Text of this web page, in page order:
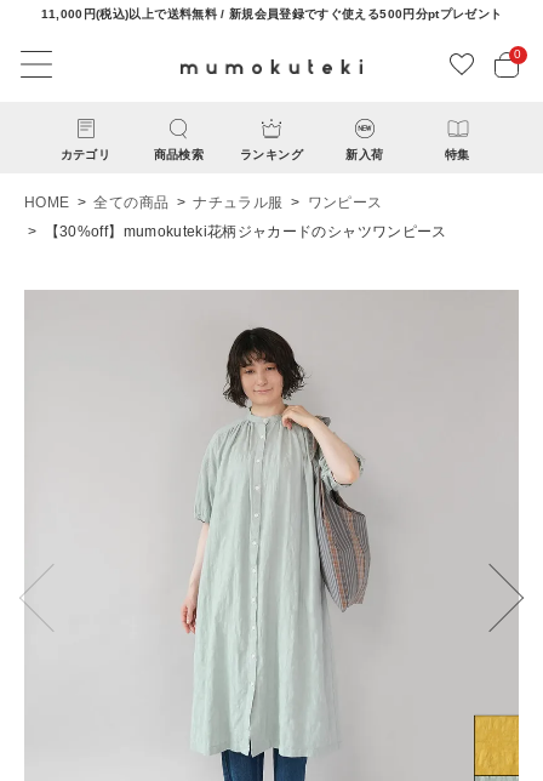
11,000円(税込)以上で送料無料 / 新規会員登録ですぐ使える500円分ptプレゼント
0
カテゴリ 商品検索 ランキング 新入荷 特集
新規会員登録
HOME 全ての商品 ナチュラル服
ワンピース
【30%off】mumokuteki花柄ジャカードのシャツワンピース